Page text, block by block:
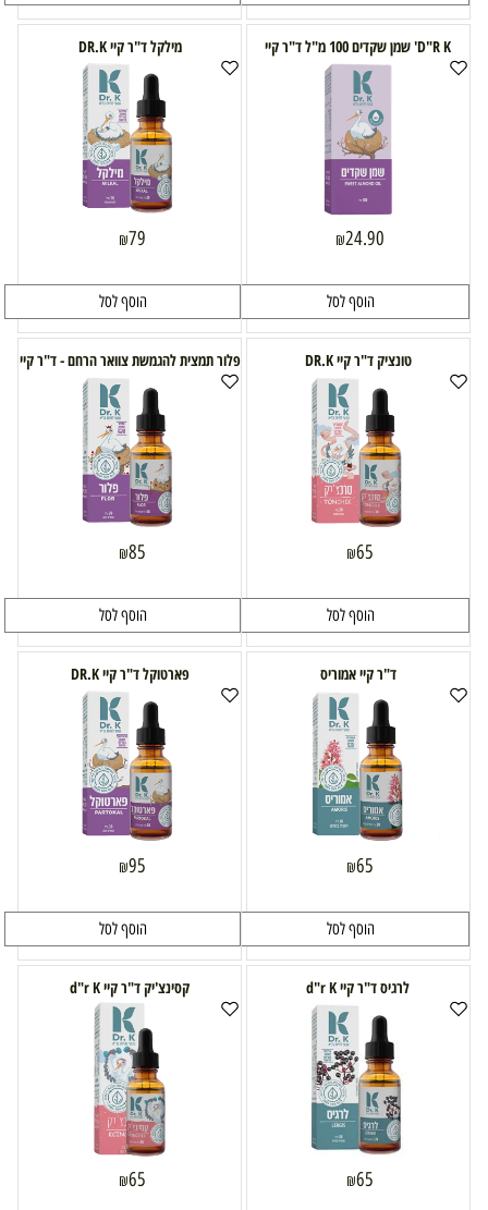
D"R K' שמן שקדים 100 מ"ל ד"ר קיי
₪24.90
הוסף לסל
מילקל ד"ר קיי DR.K
₪79
הוסף לסל
טונציק ד"ר קיי DR.K
₪65
הוסף לסל
פלור תמצית להגמשת צוואר הרחם - ד"ר קיי
₪85
הוסף לסל
ד"ר קיי אמוריס
₪65
הוסף לסל
פארטוקל ד"ר קיי DR.K
₪95
הוסף לסל
לרגיס ד"ר קיי d"r K
₪65
קסינצ'יק ד"ר קיי d"r K
₪65